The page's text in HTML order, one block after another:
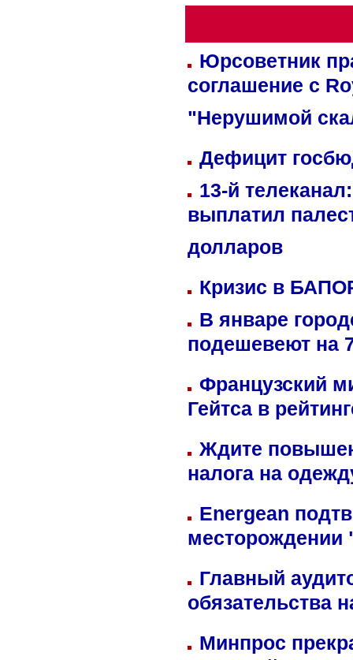
Юрсоветник
соглашение с
"Нерушимой
Дефицит
13-й
выплатил
долларов
Кризис в
В январе
подешевеют на
Французский
Гейтса в
Ждите
налога на
Energean
Главный
обязательства
Минпрос